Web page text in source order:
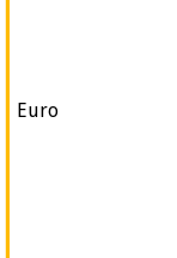
Euro